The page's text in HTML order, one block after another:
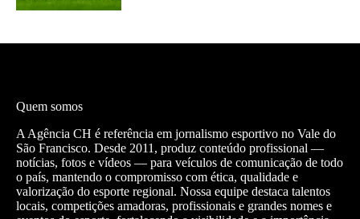
Quem somos
A Agência CH é referência em jornalismo esportivo no Vale do
São Francisco. Desde 2011, produz conteúdo profissional —
notícias, fotos e vídeos — para veículos de comunicação de todo
o país, mantendo o compromisso com ética, qualidade e
valorização do esporte regional. Nossa equipe destaca talentos
locais, competições amadoras, profissionais e grandes nomes e